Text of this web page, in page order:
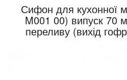
Сифон для кухонної
M001 00) випуск 70
переливу (вихід